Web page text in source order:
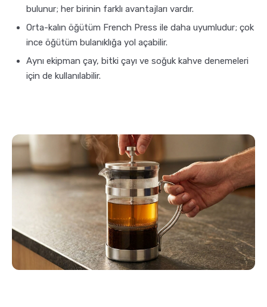
bulunur; her birinin farklı avantajları vardır.
Orta-kalın öğütüm French Press ile daha uyumludur; çok
ince öğütüm bulanıklığa yol açabilir.
Aynı ekipman çay, bitki çayı ve soğuk kahve denemeleri
için de kullanılabilir.